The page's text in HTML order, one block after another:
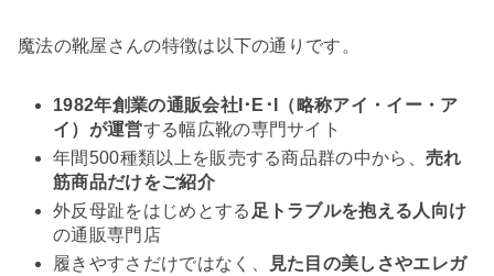
魔法の靴屋さんの特徴は以下の通りです。
1982年創業の通販会社I･E･I（略称アイ・イー・ア
イ）が運営する幅広靴の専門サイト
年間500種類以上を販売する商品群の中から、売れ
筋商品だけをご紹介
外反母趾をはじめとする 足トラブルを抱える人向け
の通販専門店
履きやすさだけではなく、
見た目の美しさやエレガ